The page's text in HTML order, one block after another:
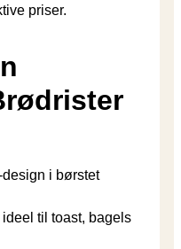
priser.
design i børstet
til toast, bagels